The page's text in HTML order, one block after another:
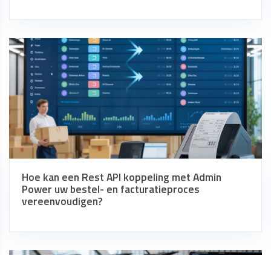
Hoe kan een Rest API koppeling met Admin
Power uw bestel- en facturatieproces
vereenvoudigen?